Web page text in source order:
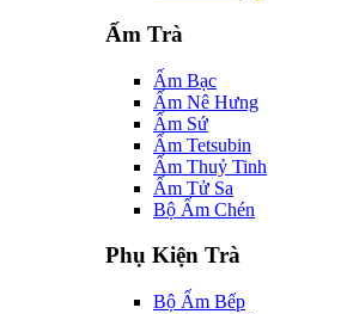
Ấm Trà
Ấm Bạc
Ấm Nê Hưng
Ấm Sứ
Ấm Tetsubin
Ấm Thuỷ Tinh
Ấm Tử Sa
Bộ Ấm Chén
Phụ Kiện Trà
Bộ Ấm Bếp